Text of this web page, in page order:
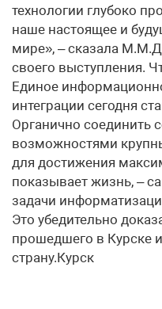
технологии глубоко
наше настоящее и
мире», – сказала
своего выступления.
Единое
интеграции сегодня
Органично соединить
возможностями
для достижения
показывает жизнь, –
задачи
Это убедительно
прошедшего в Курске
страну.Курск